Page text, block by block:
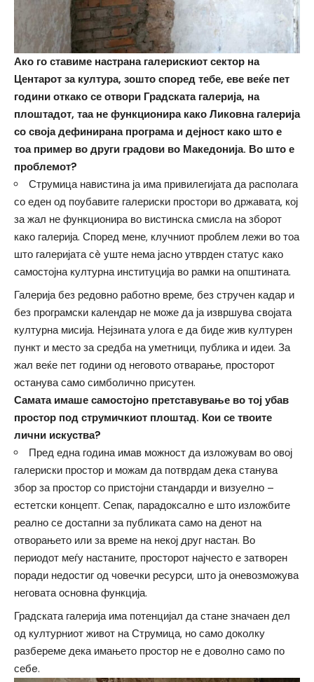
Ако го ставиме настрана галерискиот сектор на
Центарот за култура, зошто според тебе, еве веќе пет
години откако се отвори Градската галерија, на
плоштадот, таа не функционира како Ликовна галерија
со своја дефинирана програма и дејност како што е
тоа пример во други градови во Македонија. Во што е
проблемот?
Струмица навистина ја има привилегијата да располага
со еден од поубавите галериски простори во државата, кој
за жал не функционира во вистинска смисла на зборот
како галерија. Според мене, клучниот проблем лежи во тоа
што галеријата сè уште нема јасно утврден статус како
самостојна културна институција во рамки на општината.
Галерија без редовно работно време, без стручен кадар и
без програмски календар не може да ја извршува својата
културна мисија. Нејзината улога е да биде жив културен
пункт и место за средба на уметници, публика и идеи. За
жал веќе пет години од неговото отварање, просторот
останува само симболично присутен.
Самата имаше самостојно претставување во тој убав
простор под струмичкиот плоштад. Кои се твоите
лични искуства?
Пред една година имав можност да изложувам во овој
галериски простор и можам да потврдам дека станува
збор за простор со пристојни стандарди и визуелно –
естетски концепт. Сепак, парадоксално е што изложбите
реално се достапни за публиката само на денот на
отворањето или за време на некој друг настан. Во
периодот меѓу настаните, просторот најчесто е затворен
поради недостиг од човечки ресурси, што ја оневозможува
неговата основна функција.
Градската галерија има потенцијал да стане значаен дел
од културниот живот на Струмица, но само доколку
разбереме дека имањето простор не е доволно само по
себe.